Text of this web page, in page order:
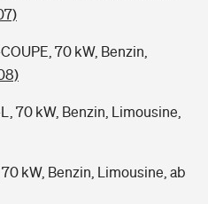
70 kW, Benzin,
70 kW, Benzin, Limousine,
kW, Benzin, Limousine, ab